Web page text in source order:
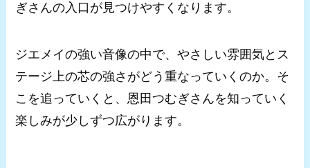
ぎさんの入口が見つけやすくなります。
ジエメイの強い音像の中で、やさしい雰囲気とス
テージ上の芯の強さがどう重なっていくのか。そ
こを追っていくと、恩田つむぎさんを知っていく
楽しみが少しずつ広がります。